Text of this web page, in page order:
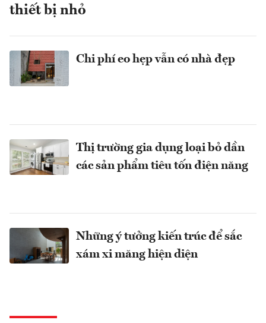
thiết bị nhỏ
Chi phí eo hẹp vẫn có nhà đẹp
Thị trường gia dụng loại bỏ dần
các sản phẩm tiêu tốn điện năng
Những ý tưởng kiến trúc để sắc
xám xi măng hiện diện